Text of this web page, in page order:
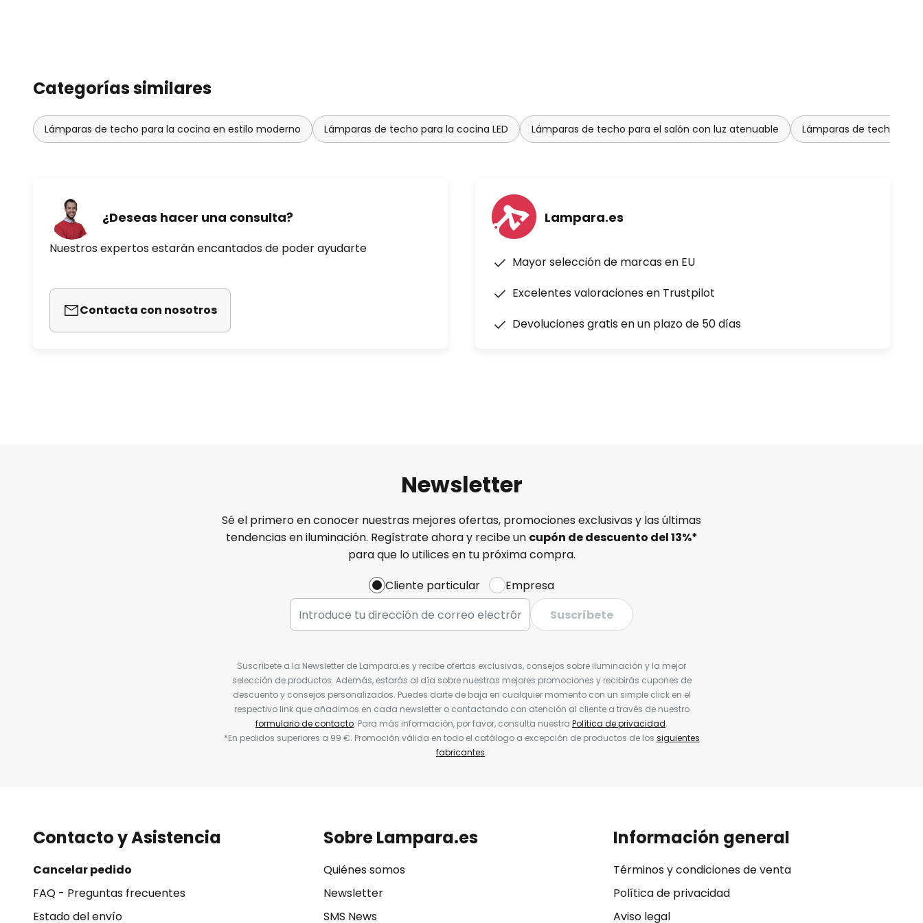
Categorías similares
Lámparas de techo para la cocina en estilo moderno Lámparas de techo para la cocina LED Lámparas de techo para el salón con luz atenuable Lámparas de techo
¿Deseas hacer una consulta?
Nuestros expertos estarán encantados de poder ayudarte
Contacta con nosotros
Lampara.es
Mayor selección de marcas en EU
Excelentes valoraciones en Trustpilot
Devoluciones gratis en un plazo de 50 días
Newsletter
Sé el primero en conocer nuestras mejores ofertas, promociones exclusivas y las últimas
tendencias en iluminación. Regístrate ahora y recibe un cupón de descuento del13%*
para que lo utilices en tu próxima compra.
Cliente particular
Empresa
Suscríbete
Suscríbete a la Newsletter de Lampara.es y recibe ofertas exclusivas, consejos sobre iluminación y la mejor
selección de productos. Además, estarás al día sobre nuestras mejores promociones y recibirás cupones de
descuento y consejos personalizados. Puedes darte de baja en cualquier momento con un simple click en el
respectivo link que añadimos en cada newsletter o contactando con atención al cliente a través de nuestro
formulario de contacto. Para más información, por favor, consulta nuestra Política de privacidad.
*En pedidos superiores a 99 €. Promoción válida en todo el catálogo a excepción de productos de los siguientes
fabricantes.
Contacto y Asistencia
Cancelar pedido
FAQ - Preguntas frecuentes
Estado del envío
Sobre Lampara.es
Quiénes somos
Newsletter
SMS News
Información general
Términos y condiciones de venta
Política de privacidad
Aviso legal